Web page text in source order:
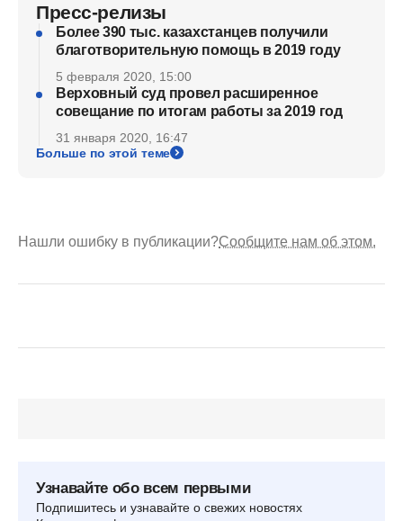
Пресс-релизы
Более 390 тыс. казахстанцев получили
благотворительную помощь в 2019 году
5 февраля 2020, 15:00
Верховный суд провел расширенное
совещание по итогам работы за 2019 год
31 января 2020, 16:47
Больше по этой теме
Нашли ошибку в публикации?Сообщите нам об этом.
Узнавайте обо всем первыми
Подпишитесь и узнавайте о свежих новостях